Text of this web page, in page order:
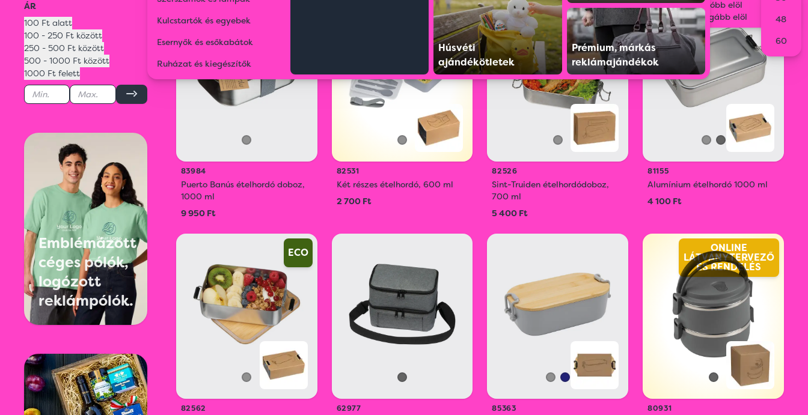
Kulcstartók és egyebek
Esernyők és esőkabátok
Ruházat és kiegészítők
Húsvéti
ajándékötletek
Prémium, márkás
reklámajándékok
ÁR
100 Ft alatt
100 - 250 Ft között
250 - 500 Ft között
500 - 1000 Ft között
1000 Ft felett
Emblémázott
céges pólók,
logózott
reklámpólók.
Legolcsóbb elöl
Legdrágább elöl
48
60
83984
Puerto Banús ételhordó doboz,
1000 ml
9 950 Ft
ONLINE
LÁTVÁNYTERVEZŐ
ÉS RENDELÉS
ECO
82531
Két részes ételhordó, 600 ml
2 700 Ft
82526
Sint-Truiden ételhordódoboz,
700 ml
5 400 Ft
81155
Alumínium ételhordó 1000 ml
4 100 Ft
ECO
82562 62977 85363
ONLINE
LÁTVÁNYTERVEZŐ
ÉS RENDELÉS
80931